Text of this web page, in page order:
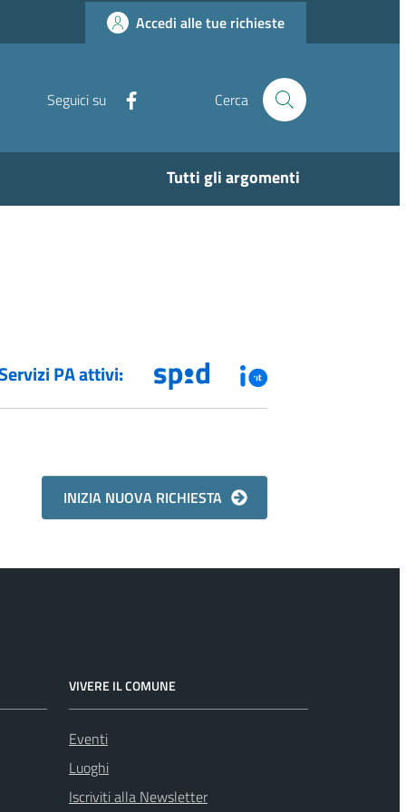
Accedi alle tue richieste
Seguici su Cerca
Tutti gli argomenti
PA attivi:
VIVERE IL COMUNE
Eventi
Luoghi
Iscriviti alla Newsletter